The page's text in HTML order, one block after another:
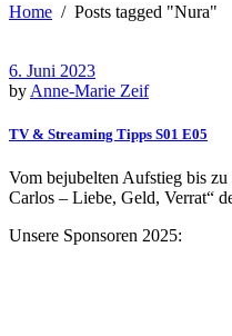
Home / Posts tagged "Nura"
6. Juni 2023
by Anne-Marie Zeif
TV & Streaming Tipps S01 E05
Vom bejubelten Aufstieg bis zu
Carlos – Liebe, Geld, Verrat“
Unsere Sponsoren 2025: